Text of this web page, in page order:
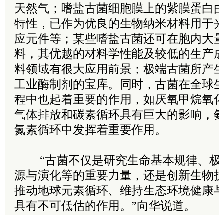
天然气；嗜盐古菌细胞膜上的紫膜蛋白
特性，已作为优良的生物纳米材料用于
应元件等；某些嗜盐古菌还可在胞内大
料，其优越的材料学性能及较低的生产
料领域有很大应用前景；极端古菌所产
工业酶制剂的宝库。同时，古菌在全球
程中也起着重要的作用，如厌氧甲烷氧
气体排放和碳素循环具有巨大的影响，
氮素循环中发挥着重要作用。
“古菌不仅是研究生命基本规律、
源与演化等的重要力量，还是创新生物
推动地球元素循环、维持生态环境健康
具有不可低估的作用。”向华说道。